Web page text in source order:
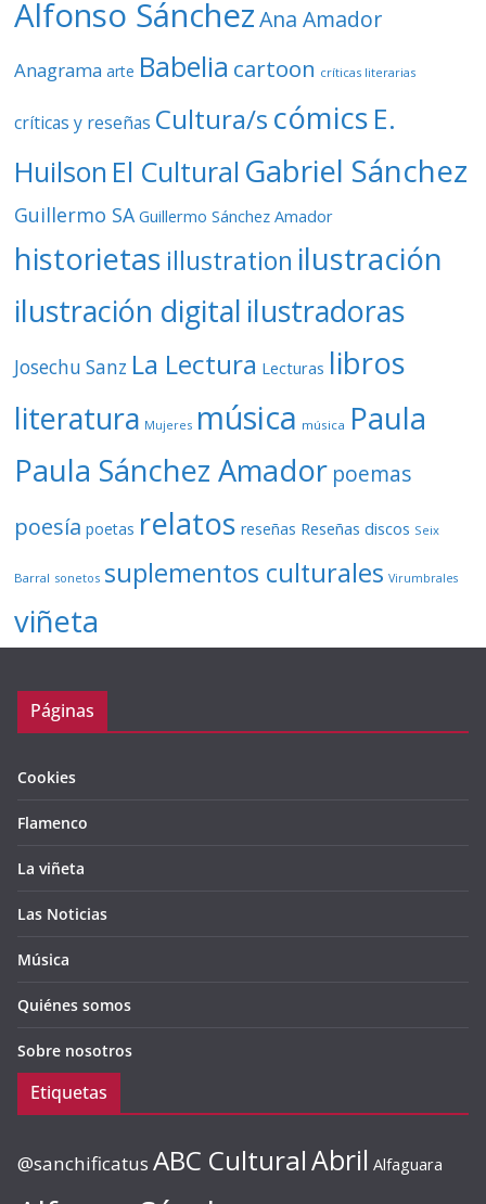
Alfonso Sánchez Ana Amador
Anagrama arte Babelia cartoon críticas literarias
críticas y reseñas Cultura/s cómics E.
Huilson El Cultural Gabriel Sánchez
Guillermo SA Guillermo Sánchez Amador
historietas illustration ilustración
ilustración digital ilustradoras
Josechu Sanz La Lectura Lecturas libros
literatura Mujeres música música Paula
Paula Sánchez Amador poemas
poesía poetas relatos reseñas Reseñas discos Seix
Barral sonetos suplementos culturales Virumbrales
viñeta
Páginas
Cookies
Flamenco
La viñeta
Las Noticias
Música
Quiénes somos
Sobre nosotros
Etiquetas
@sanchificatus ABC CulturalAbril Alfaguara